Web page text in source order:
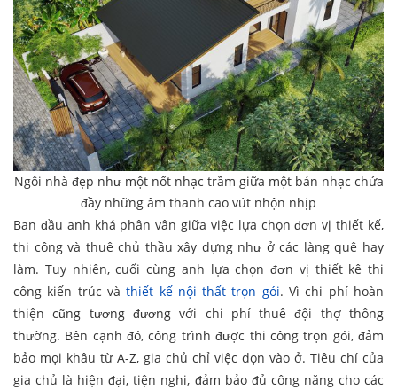
Ngôi nhà đẹp như một nốt nhạc trầm giữa một bản nhạc chứa
đầy những âm thanh cao vút nhộn nhịp
Ban đầu anh khá phân vân giữa việc lựa chọn đơn vị thiết kế,
thi công và thuê chủ thầu xây dựng như ở các làng quê hay
làm. Tuy nhiên, cuối cùng anh lựa chọn đơn vị thiết kê thi
công kiến trúc vàthiết kế nội thất trọn gói. Vì chi phí hoàn
thiện cũng tương đương với chi phí thuê đội thợ thông
thường. Bên cạnh đó, công trình được thi công trọn gói, đảm
bảo mọi khâu từ A-Z, gia chủ chỉ việc dọn vào ở. Tiêu chí của
gia chủ là hiện đại, tiện nghi, đảm bảo đủ công năng cho các